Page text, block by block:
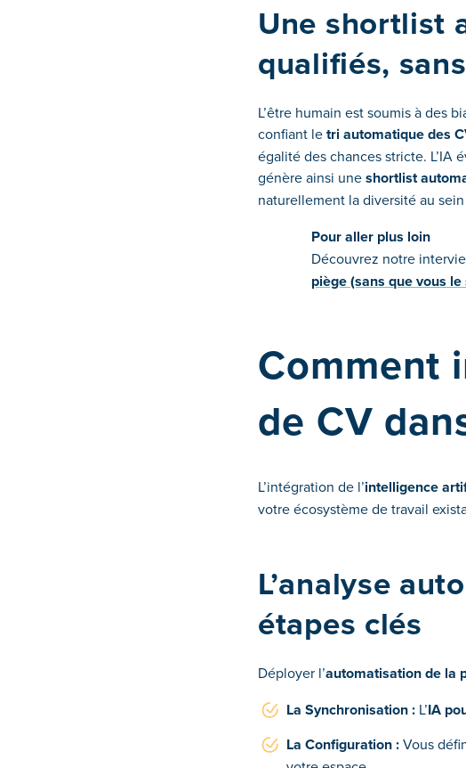
Une shortlist
qualifiés,
L’être humain est soumis à des
confiant letri automatique des
égalité des chances stricte. L’IA
génère ainsi uneshortlist
naturellement la diversité au
Pour aller plus loin
Découvrez notre
piège (sans que vous le
Comment
de CV
L’intégration de l’intelligence
votre écosystème de travail
L’analyse
étapes clés
Déployer l’automatisation de la
La Synchronisation : L’IA
La Configuration :Vous